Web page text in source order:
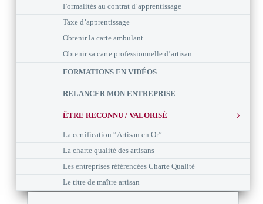
Formalités au contrat d’apprentissage
Taxe d’apprentissage
Obtenir la carte ambulant
Obtenir sa carte professionnelle d’artisan
FORMATIONS EN VIDÉOS
RELANCER MON ENTREPRISE
ÊTRE RECONNU / VALORISÉ
La certification “Artisan en Or”
La charte qualité des artisans
Les entreprises référencées Charte Qualité
Le titre de maître artisan